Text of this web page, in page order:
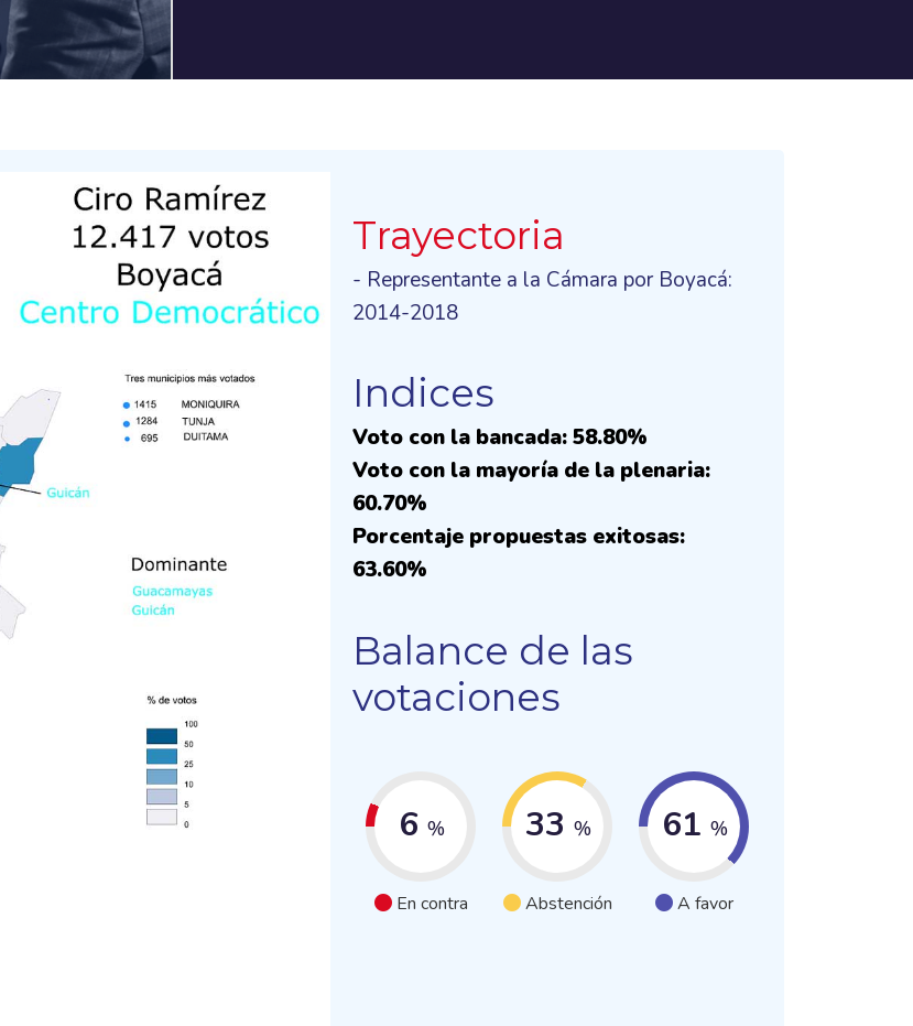
Trayectoria
- Representante a la Cámara por Boyacá:
2014-2018
Indices
Voto con la bancada: 58.80%
Voto con la mayoría de la plenaria:
60.70%
Porcentaje propuestas exitosas:
63.60%
Balance de las
votaciones
6 %
En contra
33 %
Abstención
61 %
A favor